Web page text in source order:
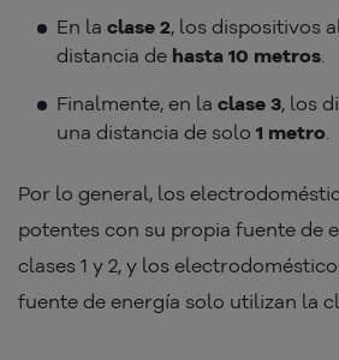
En la clase 2, los dispositivos
distancia de hasta 10 metros
Finalmente, en la clase 3, los
una distancia de solo 1 metro
Por lo general, los
potentes con su propia fuente de
clases 1 y 2, y los
fuente de energía solo utilizan la